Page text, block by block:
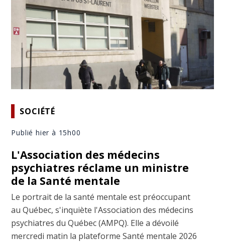
SOCIÉTÉ
Publié hier à 15h00
L'Association des médecins
psychiatres réclame un ministre
de la Santé mentale
Le portrait de la santé mentale est préoccupant
au Québec, s'inquiète l'Association des médecins
psychiatres du Québec (AMPQ). Elle a dévoilé
mercredi matin la plateforme Santé mentale 2026